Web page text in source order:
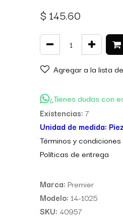
$ 145.60
Agregar a la lista
¿Tienes dudas con
Existencias: 7
Unidad de medida:
Términos y condiciones
Políticas de entrega
Marca: Premier
Modelo: 14-1025
SKU: 40957